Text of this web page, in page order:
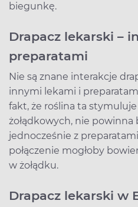
biegunkę.
Drapacz lekarski –
preparatami
Nie są znane interakcje
innymi lekami i
fakt, że roślina ta
żołądkowych, nie powinna
jednocześnie z
połączenie mogłoby
w żołądku.
Drapacz lekarski w